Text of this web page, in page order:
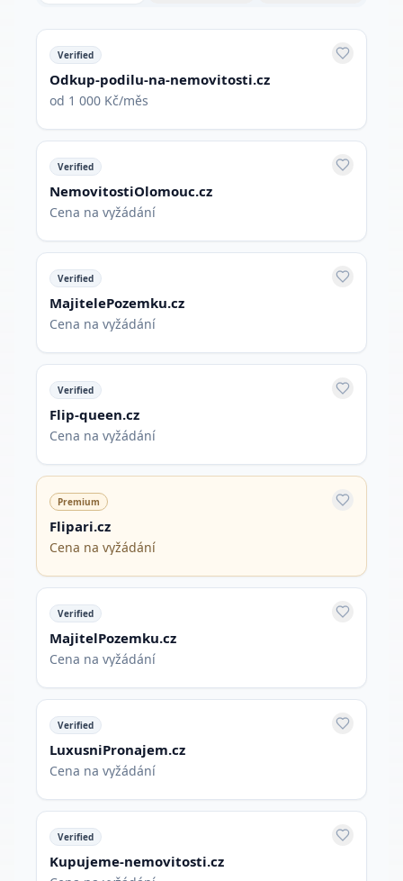
Verified
Odkup-podilu-na-nemovitosti.cz
od 1 000 Kč/měs
Verified
NemovitostiOlomouc.cz
Cena na vyžádání
Verified
MajitelePozemku.cz
Cena na vyžádání
Verified
Flip-queen.cz
Cena na vyžádání
Premium
Flipari.cz
Cena na vyžádání
Verified
MajitelPozemku.cz
Cena na vyžádání
Verified
LuxusniPronajem.cz
Cena na vyžádání
Verified
Kupujeme-nemovitosti.cz